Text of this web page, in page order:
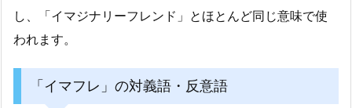
し、「イマジナリーフレンド」とほとんど同じ意味で使
われます。
「イマフレ」の対義語・反意語